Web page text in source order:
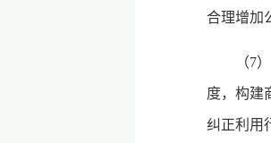
合理增加
（7
度，构建
纠正利用